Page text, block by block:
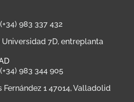
(+34) 983 337 432
Universidad 7D, entreplanta
(+34) 983 344 905
Fernández 1 47014, Valladolid